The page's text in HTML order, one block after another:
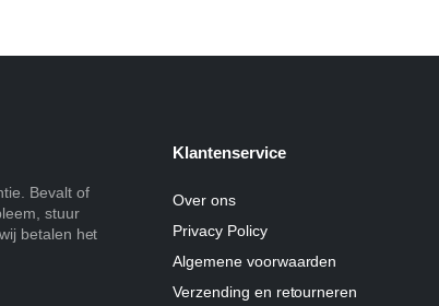
Bevalt of
stuur
betalen het
Klantenservice
Over ons
Privacy Policy
Algemene voorwaarden
Verzending en retourneren